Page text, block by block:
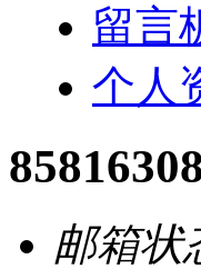
留言
个人
邮箱状